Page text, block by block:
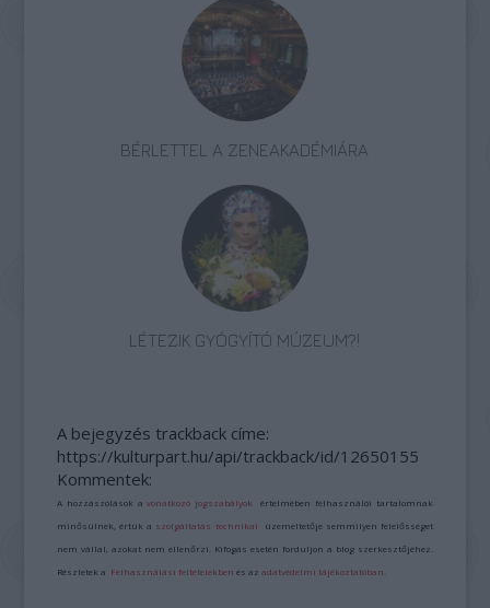
BÉRLETTEL A ZENEAKADÉMIÁRA
LÉTEZIK GYÓGYÍTÓ MÚZEUM?!
A bejegyzés trackback címe:
https://kulturpart.hu/api/trackback/id/12650155
Kommentek:
A hozzászólások avonatkozó jogszabályok értelmében felhasználói tartalomnak
minősülnek, értük a szolgáltatás technikai üzemeltetője semmilyen felelősséget
nem vállal, azokat nem ellenőrzi. Kifogás esetén forduljon a blog szerkesztőjéhez.
Részletek a Felhasználási feltételekben és azadatvédelmi tájékoztatóban